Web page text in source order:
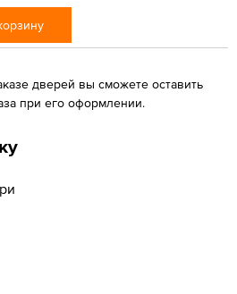
дверей вы сможете оставить
при его оформлении.